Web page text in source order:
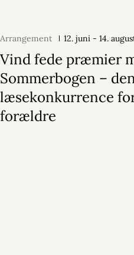
Arrangement 12. juni - 14.
Vind fede præmier
Sommerbogen –
læsekonkurrence
forældre